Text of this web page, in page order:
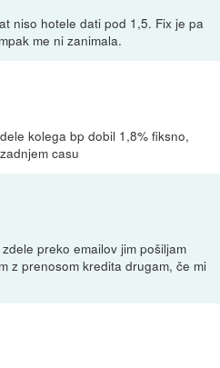
niso hotele dati pod 1,5. Fix je pa
me ni zanimala.
kolega bp dobil 1,8% fiksno,
casu
preko emailov jim pošiljam
z prenosom kredita drugam, če mi